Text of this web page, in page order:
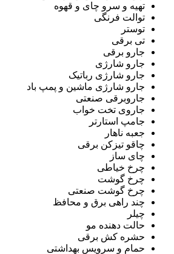
تهیه و سرو چای و قهوه
توالت فرنگی
توستر
تی برقی
جارو برقی
جارو شارژی
جارو شارژی رباتیک
جارو شارژی ماشین و پمپ باد
جاروبرقی صنعتی
جاروی تخت خواب
جامپ استارتر
جعبه ناهار
چاقو تیزکن برقی
چای ساز
چرخ خیاطی
چرخ گوشت
چرخ گوشت صنعتی
چند راهی برق و محافظ
چیلر
حالت دهنده مو
حشره کش برقی
حمام و سرویس بهداشتی